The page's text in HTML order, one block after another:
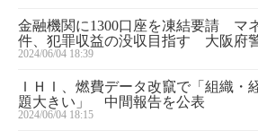
金融機関に1300口座を凍結要請 マ
件、犯罪収益の没収目指す 大阪府
2024/06/04 18:39
ＩＨＩ、燃費データ改竄で「組織・
題大きい」 中間報告を公表
2024/06/04 18:15